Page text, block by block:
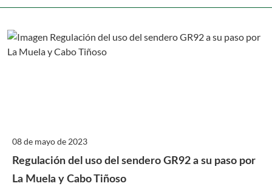
08 de mayo de 2023
Regulación del uso del sendero GR92 a su paso por
La Muela y Cabo Tiñoso